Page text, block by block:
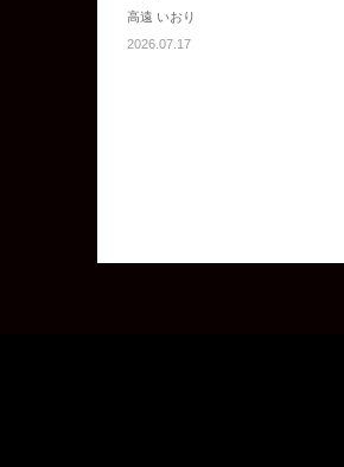
高遠 いおり
2026.07.17